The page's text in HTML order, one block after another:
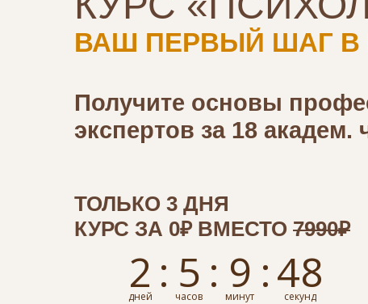
ВАШ ПЕРВЫЙ ШАГ В
Получите основы
экспертов за 18 академ.
ТОЛЬКО 3 ДНЯ
КУРС ЗА 0₽ ВМЕСТО 7990₽
2
дней : 5
часов : 9
минут :47
секунд